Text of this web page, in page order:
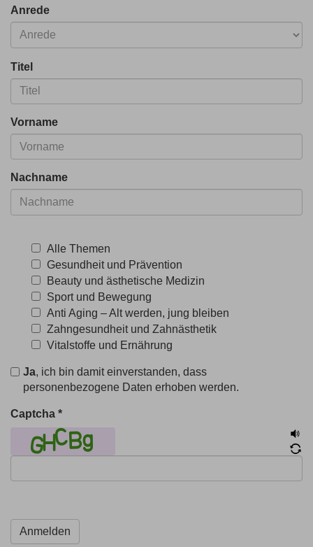
Anrede
Titel
Vorname
Nachname
Alle Themen
Gesundheit und Prävention
Beauty und ästhetische Medizin
Sport und Bewegung
Anti Aging – Alt werden, jung bleiben
Zahngesundheit und Zahnästhetik
Vitalstoffe und Ernährung
Ja, ich bin damit einverstanden, dass
personenbezogene Daten erhoben werden.
Captcha *